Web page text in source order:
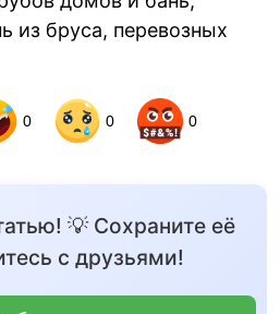
из бруса, перевозных
0 0 0
💡 Сохраните её
с друзьями!